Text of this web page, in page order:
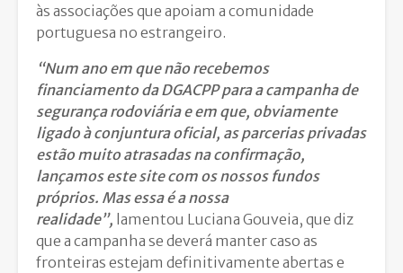
às associações que apoiam a comunidade
portuguesa no estrangeiro.
“Num ano em que não recebemos
financiamento da DGACPP para a campanha de
segurança rodoviária e em que, obviamente
ligado à conjuntura oficial, as parcerias privadas
estão muito atrasadas na confirmação,
lançamos este site com os nossos fundos
próprios. Mas essa é a nossa
realidade”, lamentou Luciana Gouveia, que diz
que a campanha se deverá manter caso as
fronteiras estejam definitivamente abertas e